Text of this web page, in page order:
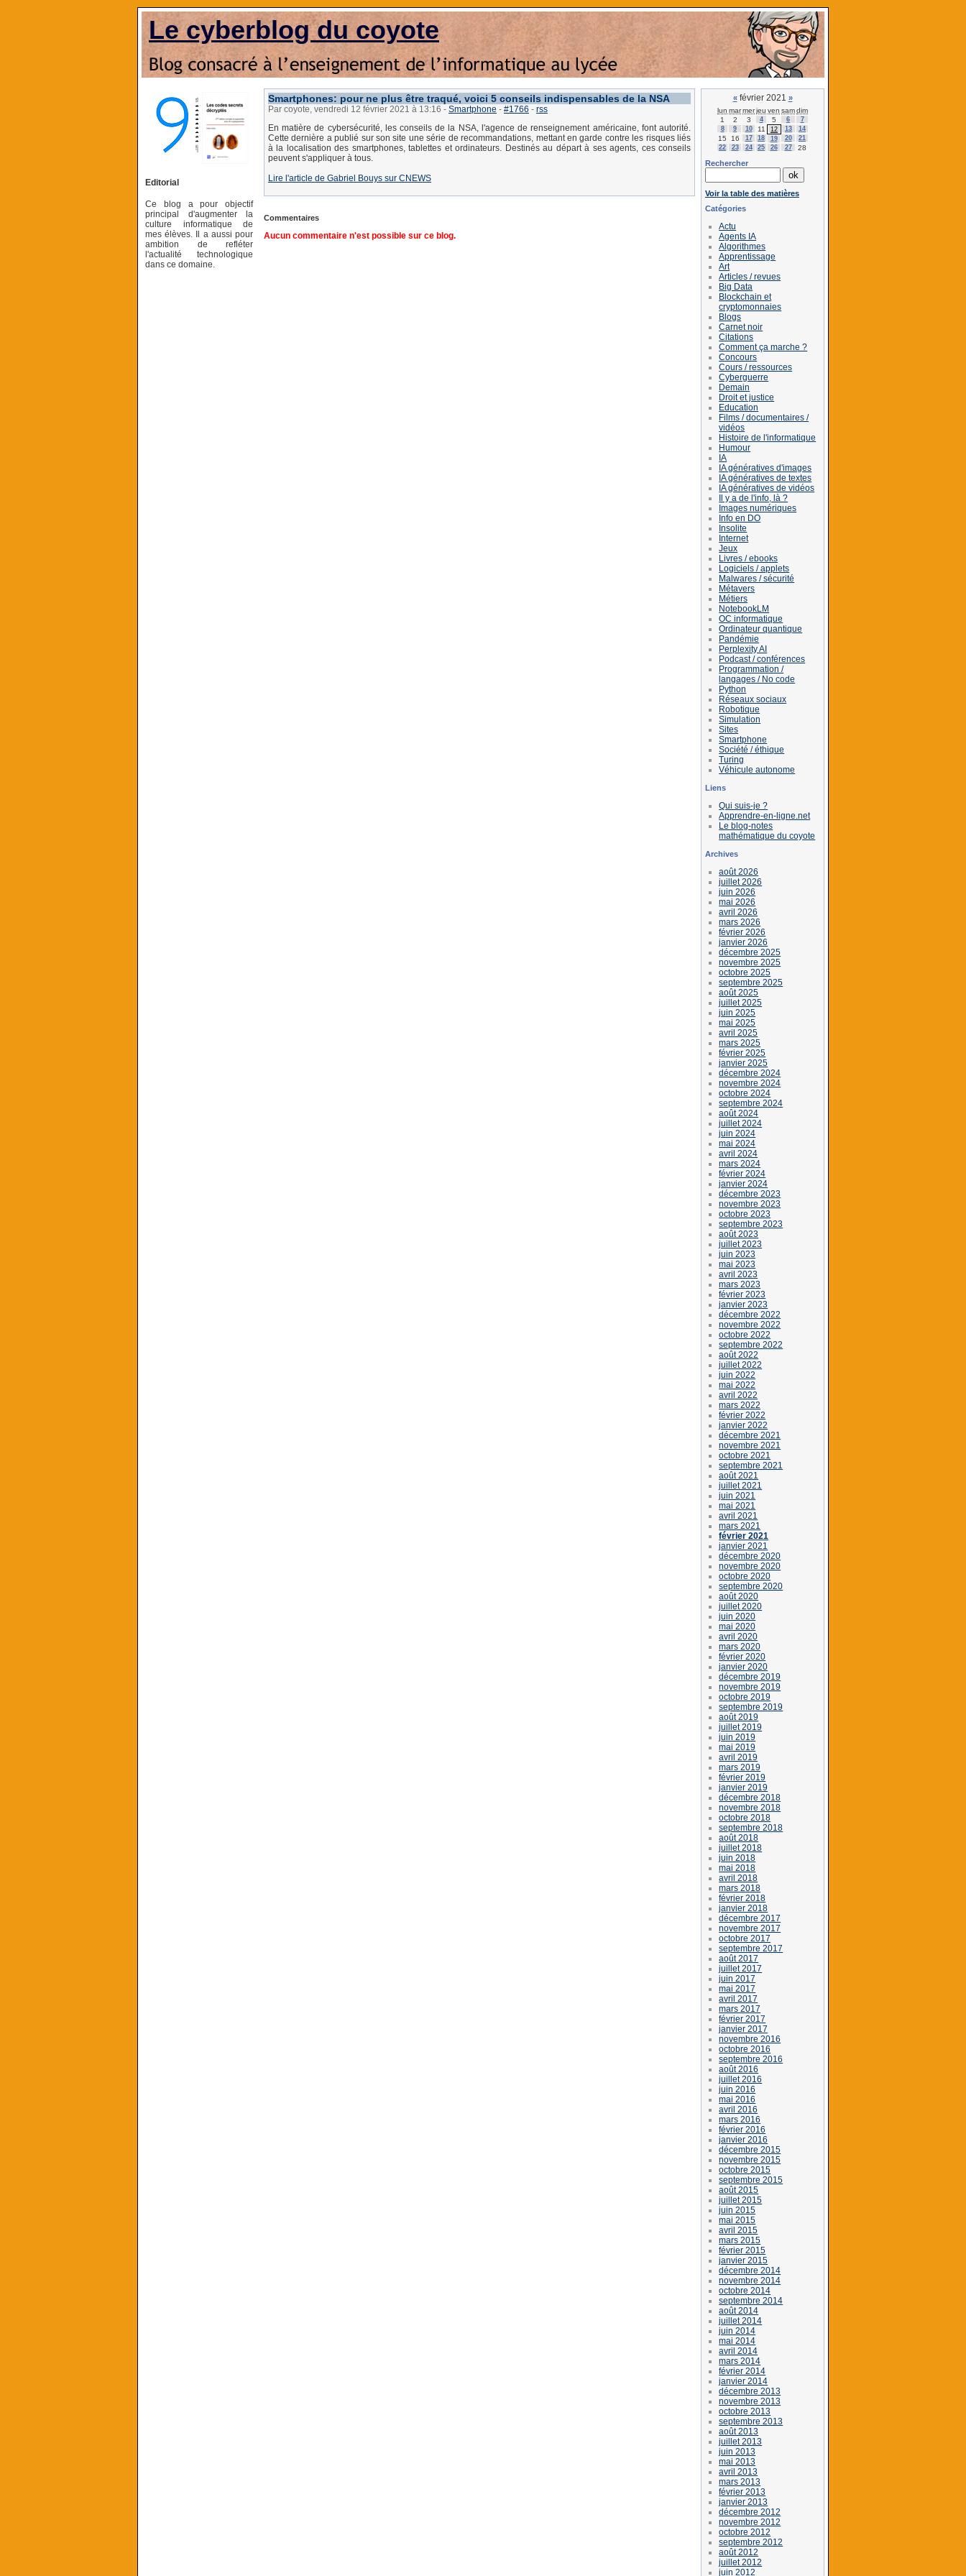
Le cyberblog du coyote
Editorial
Ce blog a pour objectif
principal d'augmenter la
culture informatique de
mes élèves. Il a aussi pour
ambition de refléter
l'actualité technologique
dans ce domaine.
Smartphones: pour ne plus être traqué, voici 5 conseils indispensables de la NSA
Par coyote, vendredi 12 février 2021 à 13:16 - Smartphone - #1766 - rss
En matière de cybersécurité, les conseils de la NSA, l'agence de renseignement américaine, font autorité.
Cette dernière a publié sur son site une série de recommandations, mettant en garde contre les risques liés
à la localisation des smartphones, tablettes et ordinateurs. Destinés au départ à ses agents, ces conseils
peuvent s'appliquer à tous.
Lire l'article de Gabriel Bouys sur CNEWS
Commentaires
Aucun commentaire n'est possible sur ce blog.
«février 2021 »
lun marmerjeu ven samdim
1
2 3 4 5 6
7
8
9 10 11 12 13 14
15 16 17 18 19 20
21
22
23 24 25 26 27 28
Rechercher
Voir la table des matières
Catégories
Actu
Agents IA
Algorithmes
Apprentissage
Art
Articles / revues
Big Data
Blockchain et
cryptomonnaies
Blogs
Carnet noir
Citations
Comment ça marche ?
Concours
Cours / ressources
Cyberguerre
Demain
Droit et justice
Education
Films / documentaires /
vidéos
Histoire de l'informatique
Humour
IA
IA génératives d'images
IA génératives de textes
IA génératives de vidéos
Il y a de l'info, là ?
Images numériques
Info en DO
Insolite
Internet
Jeux
Livres / ebooks
Logiciels / applets
Malwares / sécurité
Métavers
Métiers
NotebookLM
OC informatique
Ordinateur quantique
Pandémie
Perplexity AI
Podcast / conférences
Programmation /
langages / No code
Python
Réseaux sociaux
Robotique
Simulation
Sites
Smartphone
Société / éthique
Turing
Véhicule autonome
Liens
Qui suis-je ?
Apprendre-en-ligne.net
Le blog-notes
mathématique du coyote
Archives
août 2026
juillet 2026
juin 2026
mai 2026
avril 2026
mars 2026
février 2026
janvier 2026
décembre 2025
novembre 2025
octobre 2025
septembre 2025
août 2025
juillet 2025
juin 2025
mai 2025
avril 2025
mars 2025
février 2025
janvier 2025
décembre 2024
novembre 2024
octobre 2024
septembre 2024
août 2024
juillet 2024
juin 2024
mai 2024
avril 2024
mars 2024
février 2024
janvier 2024
décembre 2023
novembre 2023
octobre 2023
septembre 2023
août 2023
juillet 2023
juin 2023
mai 2023
avril 2023
mars 2023
février 2023
janvier 2023
décembre 2022
novembre 2022
octobre 2022
septembre 2022
août 2022
juillet 2022
juin 2022
mai 2022
avril 2022
mars 2022
février 2022
janvier 2022
décembre 2021
novembre 2021
octobre 2021
septembre 2021
août 2021
juillet 2021
juin 2021
mai 2021
avril 2021
mars 2021
février 2021
janvier 2021
décembre 2020
novembre 2020
octobre 2020
septembre 2020
août 2020
juillet 2020
juin 2020
mai 2020
avril 2020
mars 2020
février 2020
janvier 2020
décembre 2019
novembre 2019
octobre 2019
septembre 2019
août 2019
juillet 2019
juin 2019
mai 2019
avril 2019
mars 2019
février 2019
janvier 2019
décembre 2018
novembre 2018
octobre 2018
septembre 2018
août 2018
juillet 2018
juin 2018
mai 2018
avril 2018
mars 2018
février 2018
janvier 2018
décembre 2017
novembre 2017
octobre 2017
septembre 2017
août 2017
juillet 2017
juin 2017
mai 2017
avril 2017
mars 2017
février 2017
janvier 2017
novembre 2016
octobre 2016
septembre 2016
août 2016
juillet 2016
juin 2016
mai 2016
avril 2016
mars 2016
février 2016
janvier 2016
décembre 2015
novembre 2015
octobre 2015
septembre 2015
août 2015
juillet 2015
juin 2015
mai 2015
avril 2015
mars 2015
février 2015
janvier 2015
décembre 2014
novembre 2014
octobre 2014
septembre 2014
août 2014
juillet 2014
juin 2014
mai 2014
avril 2014
mars 2014
février 2014
janvier 2014
décembre 2013
novembre 2013
octobre 2013
septembre 2013
août 2013
juillet 2013
juin 2013
mai 2013
avril 2013
mars 2013
février 2013
janvier 2013
décembre 2012
novembre 2012
octobre 2012
septembre 2012
août 2012
juillet 2012
juin 2012